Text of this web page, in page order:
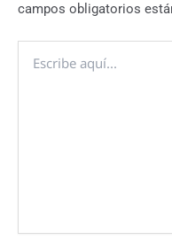
campos obligatorios
aquí...